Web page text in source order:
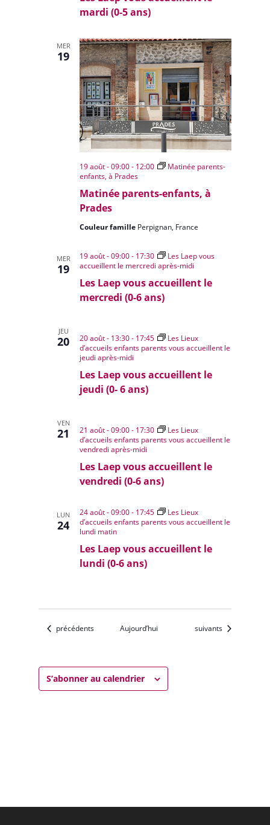
mardi (0-5 ans)
MER
19
Matinée parents-enfants, à
Prades
19 août - 09:00- 12:00
Matinée parents-
enfants, à Prades
Couleur famille Perpignan, France
MER
19
Les Laep vous accueillent le
mercredi (0-6 ans)
19 août - 09:00- 17:30
Les Laep vous
accueillent le mercredi après-midi
JEU
20
Les Laep vous accueillent le
jeudi (0- 6 ans)
20 août - 13:30- 17:45
Les Lieux
d’accueils enfants parents vous accueillent le
jeudi après-midi
VEN
21
Les Laep vous accueillent le
vendredi (0-6 ans)
21 août - 09:00- 17:30
Les Lieux
d’accueils enfants parents vous accueillent le
vendredi après-midi
LUN
24
Les Laep vous accueillent le
lundi (0-6 ans)
24 août - 09:00- 17:45
Les Lieux
d’accueils enfants parents vous accueillent le
lundi matin
Évènements
précédents Aujourd’hui Évènements
suivants
S’abonner au calendrier